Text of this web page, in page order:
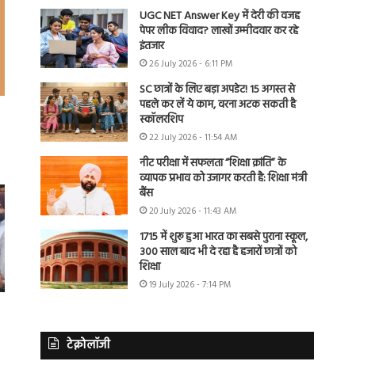
UGC NET Answer Key में देरी की वजह
पेपर लीक विवाद? लाखों उम्मीदवार कर रहे
इंतजार
26 July 2026 - 6:11 PM
SC छात्रों के लिए बड़ा अपडेट! 15 अगस्त से
पहले कर लें ये काम, वरना अटक सकती है
स्कॉलरशिप
22 July 2026 - 11:54 AM
नीट परीक्षा में सफलता “शिक्षा क्रांति” के
व्यापक प्रभाव को उजागर करती है: शिक्षा मंत्री
बैंस
20 July 2026 - 11:43 AM
1715 में शुरू हुआ भारत का सबसे पुराना स्कूल,
300 साल बाद भी दे रहा है हजारों छात्रों को
शिक्षा
19 July 2026 - 7:14 PM
टेक्नोलॉजी